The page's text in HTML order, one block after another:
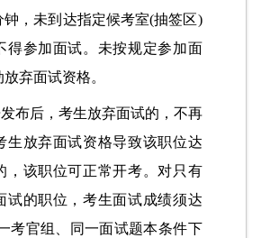
钟，未到达指定候考室(抽签区)
得参加面试。未按规定参加面
弃面试资格。
布后，考生放弃面试的，不再
生放弃面试资格导致该职位达
，该职位可正常开考。对只有
试的职位，考生面试成绩须达
考官组、同一面试题本条件下